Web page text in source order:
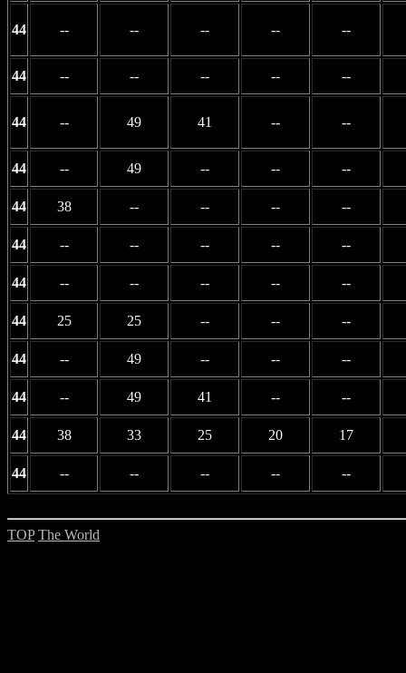
44 -- -- -- -- --
44 -- -- -- -- --
44 -- 49 41 -- --
44 -- 49 -- -- --
44 38 -- -- -- --
44 -- -- -- -- --
44 -- -- -- -- --
44 25 25 -- -- --
44 -- 49 -- -- --
44 -- 49 41 -- --
44 38 33 25 20 17
44 -- -- -- -- --
TOP The World